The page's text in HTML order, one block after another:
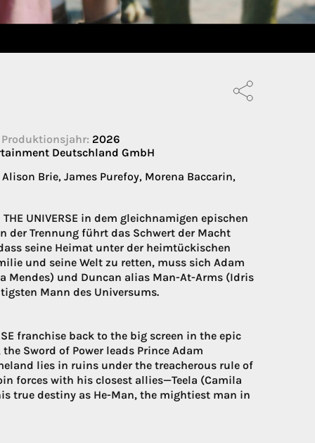
Produktionsjahr: 2026
Deutschland GmbH
Brie, James Purefoy, Morena Baccarin,
UNIVERSE in dem gleichnamigen epischen
der Trennung führt das Schwert der Macht
seine Heimat unter der heimtückischen
und seine Welt zu retten, muss sich Adam
Mendes) und Duncan alias Man-At-Arms (Idris
Mann des Universums.
franchise back to the big screen in the epic
Sword of Power leads Prince Adam
lies in ruins under the treacherous rule of
forces with his closest allies—Teela (Camila
true destiny as He-Man, the mightiest man in